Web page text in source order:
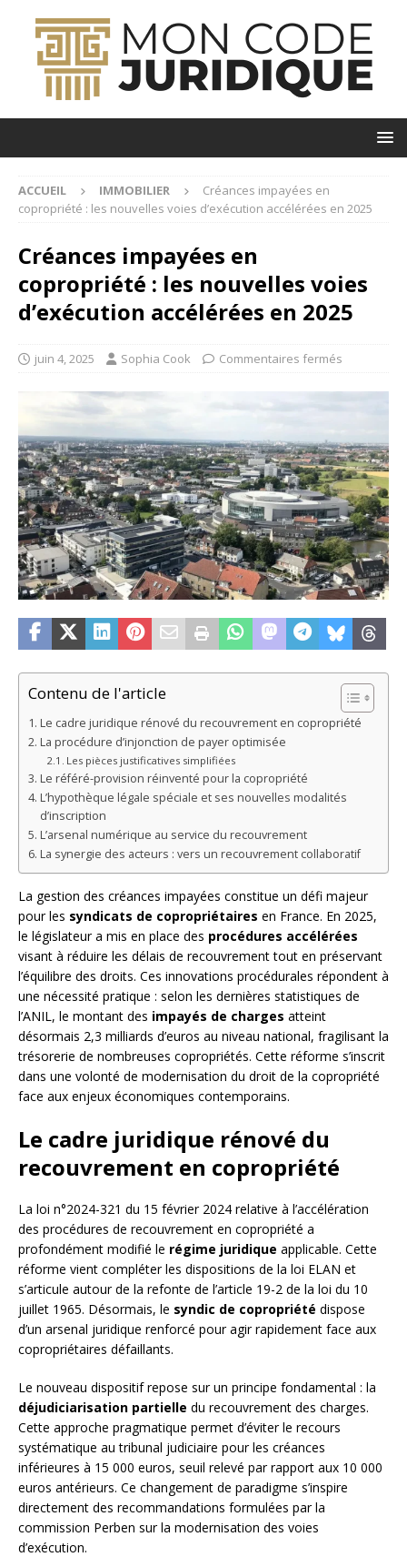
ACCUEIL IMMOBILIER
Créances impayées en
copropriété : les nouvelles voies d’exécution accélérées en 2025
Créances impayées en
copropriété : les nouvelles voies
d’exécution accélérées en 2025
juin 4, 2025 Sophia Cook Commentaires fermés
Contenu de l'article
Le cadre juridique rénové du recouvrement en copropriété
La procédure d’injonction de payer optimisée
Les pièces justificatives simplifiées
Le référé-provision réinventé pour la copropriété
L’hypothèque légale spéciale et ses nouvelles modalités
d’inscription
L’arsenal numérique au service du recouvrement
La synergie des acteurs : vers un recouvrement collaboratif
La gestion des créances impayées constitue un défi majeur
pour les syndicats de copropriétaires en France. En 2025,
le législateur a mis en place des procédures accélérées
visant à réduire les délais de recouvrement tout en préservant
l’équilibre des droits. Ces innovations procédurales répondent à
une nécessité pratique : selon les dernières statistiques de
l’ANIL, le montant des impayés de charges atteint
désormais 2,3 milliards d’euros au niveau national, fragilisant la
trésorerie de nombreuses copropriétés. Cette réforme s’inscrit
dans une volonté de modernisation du droit de la copropriété
face aux enjeux économiques contemporains.
Le cadre juridique rénové du
recouvrement en copropriété
La loi n°2024-321 du 15 février 2024 relative à l’accélération
des procédures de recouvrement en copropriété a
profondément modifié le régime juridique applicable. Cette
réforme vient compléter les dispositions de la loi ELAN et
s’articule autour de la refonte de l’article 19-2 de la loi du 10
juillet 1965. Désormais, le syndic de copropriété dispose
d’un arsenal juridique renforcé pour agir rapidement face aux
copropriétaires défaillants.
Le nouveau dispositif repose sur un principe fondamental : la
déjudiciarisation partielle du recouvrement des charges.
Cette approche pragmatique permet d’éviter le recours
systématique au tribunal judiciaire pour les créances
inférieures à 15 000 euros, seuil relevé par rapport aux 10 000
euros antérieurs. Ce changement de paradigme s’inspire
directement des recommandations formulées par la
commission Perben sur la modernisation des voies
d’exécution.